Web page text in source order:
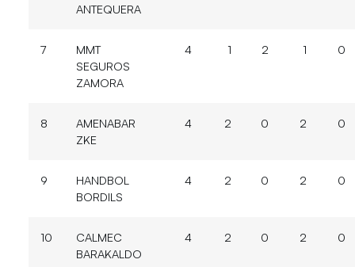
ANTEQUERA
7
MMT
SEGUROS
ZAMORA
4 1 2 1 0
8
AMENABAR
ZKE
4 2 0 2 0
9
HANDBOL
BORDILS
4 2 0 2 0
10
CALMEC
BARAKALDO
4 2 0 2 0